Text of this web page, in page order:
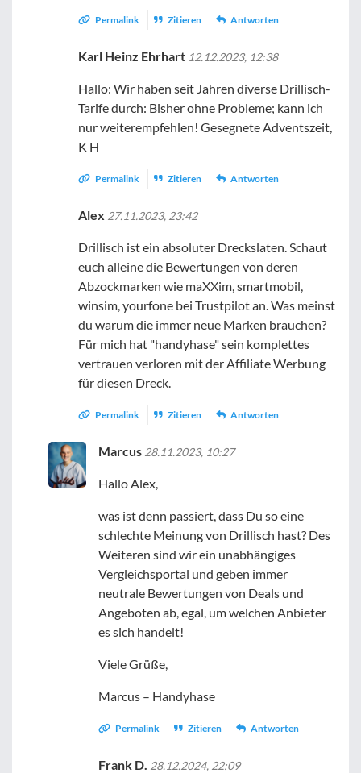
Permalink Zitieren Antworten
Karl Heinz Ehrhart 12.12.2023, 12:38
Hallo: Wir haben seit Jahren diverse Drillisch-
Tarife durch: Bisher ohne Probleme; kann ich
nur weiterempfehlen! Gesegnete Adventszeit,
K H
Permalink Zitieren Antworten
Alex 27.11.2023, 23:42
Drillisch ist ein absoluter Dreckslaten. Schaut
euch alleine die Bewertungen von deren
Abzockmarken wie maXXim, smartmobil,
winsim, yourfone bei Trustpilot an. Was meinst
du warum die immer neue Marken brauchen?
Für mich hat "handyhase" sein komplettes
vertrauen verloren mit der Affiliate Werbung
für diesen Dreck.
Permalink Zitieren Antworten
Marcus 28.11.2023, 10:27
Hallo Alex,
was ist denn passiert, dass Du so eine
schlechte Meinung von Drillisch hast? Des
Weiteren sind wir ein unabhängiges
Vergleichsportal und geben immer
neutrale Bewertungen von Deals und
Angeboten ab, egal, um welchen Anbieter
es sich handelt!
Viele Grüße,
Marcus – Handyhase
Permalink Zitieren Antworten
Frank D. 28.12.2024, 22:09